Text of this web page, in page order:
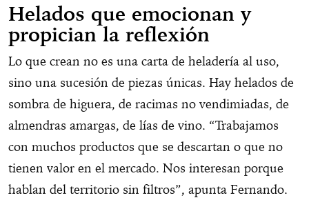
Helados que emocionan y
propician la reflexión
Lo que crean no es una carta de heladería al uso,
sino una sucesión de piezas únicas. Hay helados de
sombra de higuera, de racimas no vendimiadas, de
almendras amargas, de lías de vino. “Trabajamos
con muchos productos que se descartan o que no
tienen valor en el mercado. Nos interesan porque
hablan del territorio sin filtros”, apunta Fernando.